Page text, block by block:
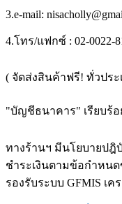
3.e-mail:
4.โทร/แฟกซ์ : 02-0022-
( จัดส่งสินค้าฟรี! ทั่วประ
"บัญชีธนาคาร" เรียบร้อ
ทางร้านฯ มีนโยบายปฎิ
ชำระเงินตามข้อกำหน
รองรับระบบ GFMIS เค